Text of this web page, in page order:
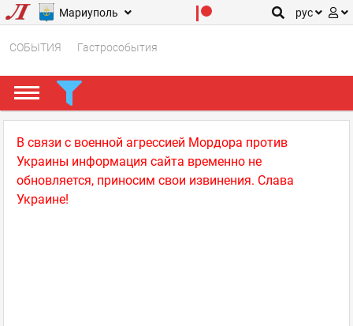
Мариуполь рус
СОБЫТИЯ Гастрособытия
В связи с военной агрессией Мордора против
Украины информация сайта временно не
обновляется, приносим свои извинения. Слава
Украине!